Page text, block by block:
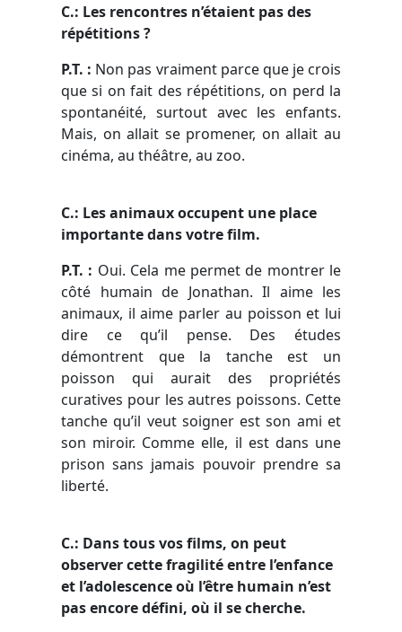
C.: Les rencontres n’étaient pas des
répétitions ?
P.T. : Non pas vraiment parce que je crois
que si on fait des répétitions, on perd la
spontanéité, surtout avec les enfants.
Mais, on allait se promener, on allait au
cinéma, au théâtre, au zoo.
C.: Les animaux occupent une place
importante dans votre film.
P.T. : Oui. Cela me permet de montrer le
côté humain de Jonathan. Il aime les
animaux, il aime parler au poisson et lui
dire ce qu’il pense. Des études
démontrent que la tanche est un
poisson qui aurait des propriétés
curatives pour les autres poissons. Cette
tanche qu’il veut soigner est son ami et
son miroir. Comme elle, il est dans une
prison sans jamais pouvoir prendre sa
liberté.
C.: Dans tous vos films, on peut
observer cette fragilité entre l’enfance
et l’adolescence où l’être humain n’est
pas encore défini, où il se cherche.